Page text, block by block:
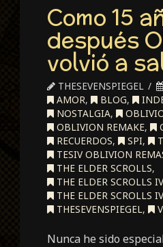
Como 15
después
volvió a
THESEVENSPIEGEL
AMOR, BLOG,
NOSTALGIA,
OBLIVION REMAKE,
RECUERDOS, SPI,
TESIV OBLIVION
THE ELDER SCROLLS,
THE ELDER SCROLLS
THE ELDER SCROLLS
THESEVENSPIEGEL,
Nunca he sido